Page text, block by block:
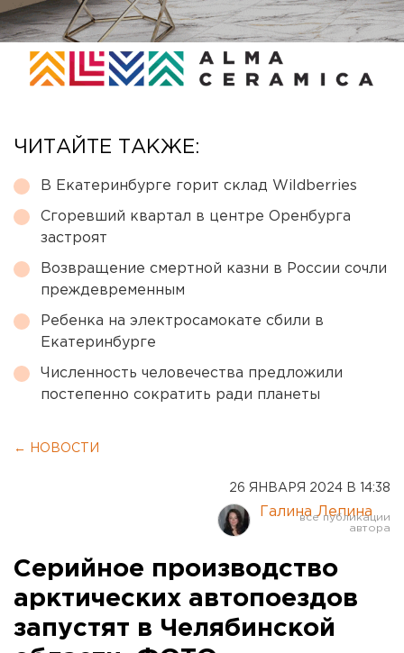
ЧИТАЙТЕ ТАКЖЕ:
В Екатеринбурге горит склад Wildberries
Сгоревший квартал в центре Оренбурга
застроят
Возвращение смертной казни в России сочли
преждевременным
Ребенка на электросамокате сбили в
Екатеринбурге
Численность человечества предложили
постепенно сократить ради планеты
← НОВОСТИ
26 ЯНВАРЯ 2024 В 14:38
Галина Лепина
Серийное производство
арктических автопоездов
запустят в Челябинской